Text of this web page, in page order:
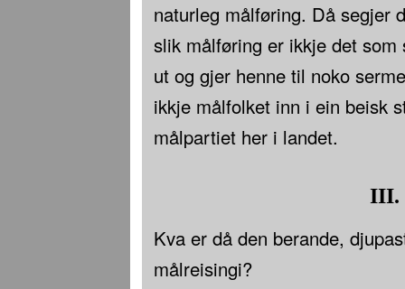
naturleg målføring. Då segjer
slik målføring er ikkje det
ut og gjer henne til noko
ikkje målfolket inn i ein beisk
målpartiet her i landet.
III.
Kva er då den berande,
målreisingi?